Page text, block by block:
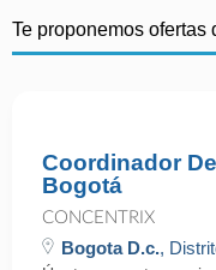
Te proponemos ofertas
Coordinador
Bogotá
CONCENTRIX
Bogota D.c.,